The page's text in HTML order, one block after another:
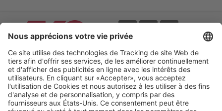
Evènements
Catalogues online
CGV
Mentions légales
Protection des données
Déclaration